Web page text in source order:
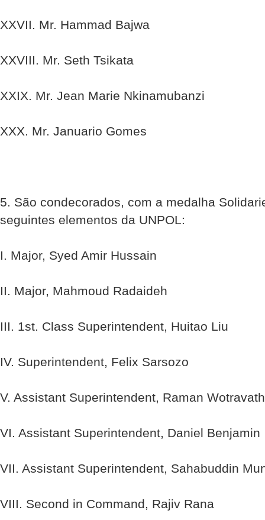
XXVII. Mr. Hammad Bajwa
XXVIII. Mr. Seth Tsikata
XXIX. Mr. Jean Marie Nkinamubanzi
XXX. Mr. Januario Gomes
5. São condecorados, com a medalha
seguintes elementos da UNPOL:
I. Major, Syed Amir Hussain
II. Major, Mahmoud Radaideh
III. 1st. Class Superintendent, Huitao Liu
IV. Superintendent, Felix Sarsozo
V. Assistant Superintendent, Raman
VI. Assistant Superintendent, Daniel Benjamin
VII. Assistant Superintendent, Sahabuddin
VIII. Second in Command, Rajiv Rana